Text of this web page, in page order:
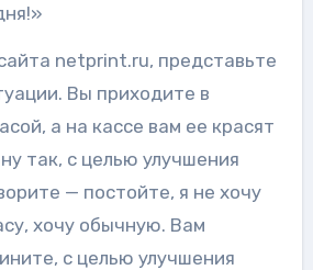
netprint.ru, представьте
Вы приходите в
а на кассе вам ее красят
так, с целью улучшения
— постойте, я не хочу
хочу обычную. Вам
с целью улучшения